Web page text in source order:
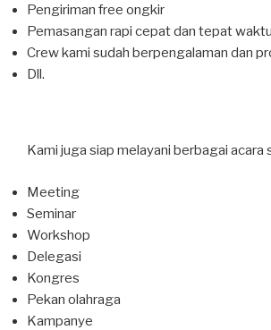
Pengiriman free ongkir
Pemasangan rapi cepat dan tepat waktu
Crew kami sudah berpengalaman dan
Dll.
Kami juga siap melayani berbagai acara
Meeting
Seminar
Workshop
Delegasi
Kongres
Pekan olahraga
Kampanye